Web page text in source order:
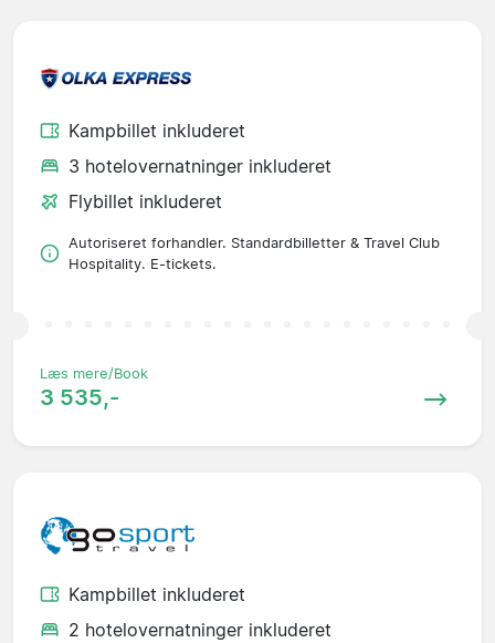
Kampbillet inkluderet
3 hotelovernatninger inkluderet
Flybillet inkluderet
Autoriseret forhandler. Standardbilletter & Travel Club
Hospitality. E-tickets.
Læs mere/Book
3 535,-
Kampbillet inkluderet
2 hotelovernatninger inkluderet